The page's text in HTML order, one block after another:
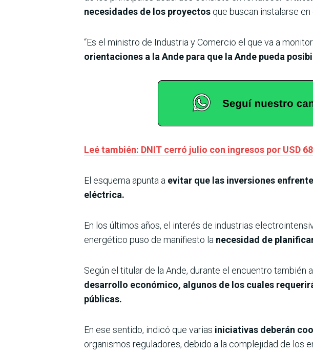
necesidades de los proyectos que buscan instalarse en
“Es el ministro de Industria y Comercio el que va a
orientaciones a la Ande para que la Ande pueda
Leé también: DNIT cerró julio con ingresos por USD
El esquema apunta a evitar que las inversiones
eléctrica.
En los últimos años, el interés de industrias
energético puso de manifiesto la necesidad de
Según el titular de la Ande, durante el encuentro
desarrollo económico, algunos de los cuales
públicas.
En ese sentido, indicó que varias iniciativas deberán
organismos reguladores, debido a la complejidad de los